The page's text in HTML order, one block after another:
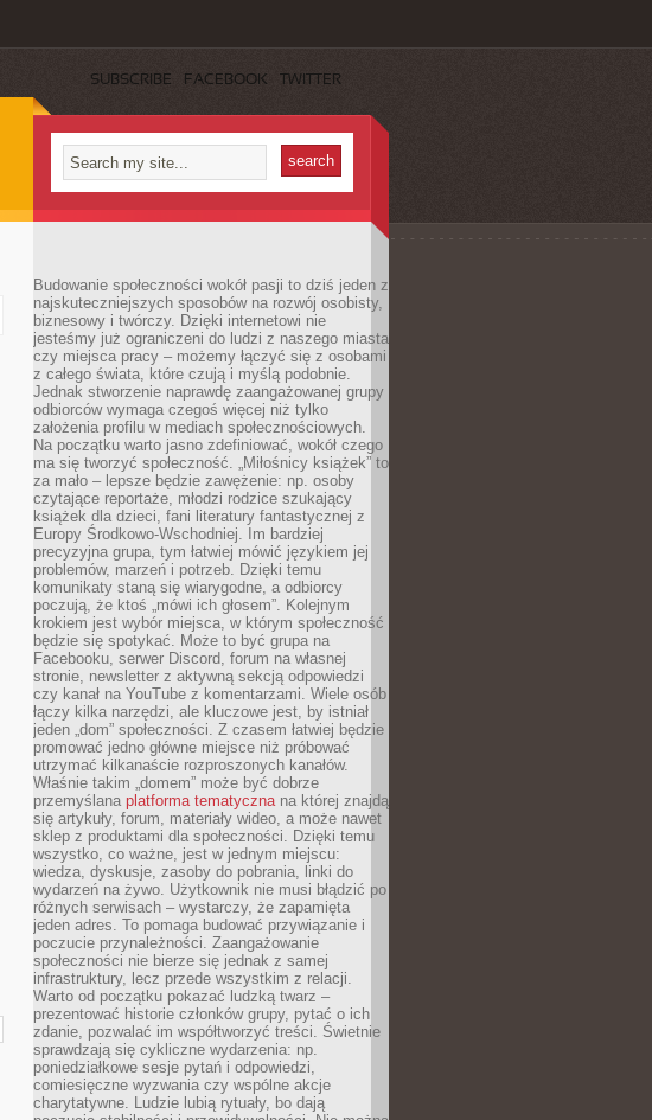
SUBSCRIBE FACEBOOK TWITTER
Budowanie społeczności wokół pasji to dziś jeden z
najskuteczniejszych sposobów na rozwój osobisty,
biznesowy i twórczy. Dzięki internetowi nie
jesteśmy już ograniczeni do ludzi z naszego miasta
czy miejsca pracy – możemy łączyć się z osobami
z całego świata, które czują i myślą podobnie.
Jednak stworzenie naprawdę zaangażowanej grupy
odbiorców wymaga czegoś więcej niż tylko
założenia profilu w mediach społecznościowych.
Na początku warto jasno zdefiniować, wokół czego
ma się tworzyć społeczność. „Miłośnicy książek” to
za mało – lepsze będzie zawężenie: np. osoby
czytające reportaże, młodzi rodzice szukający
książek dla dzieci, fani literatury fantastycznej z
Europy Środkowo-Wschodniej. Im bardziej
precyzyjna grupa, tym łatwiej mówić językiem jej
problemów, marzeń i potrzeb. Dzięki temu
komunikaty staną się wiarygodne, a odbiorcy
poczują, że ktoś „mówi ich głosem”. Kolejnym
krokiem jest wybór miejsca, w którym społeczność
będzie się spotykać. Może to być grupa na
Facebooku, serwer Discord, forum na własnej
stronie, newsletter z aktywną sekcją odpowiedzi
czy kanał na YouTube z komentarzami. Wiele osób
łączy kilka narzędzi, ale kluczowe jest, by istniał
jeden „dom” społeczności. Z czasem łatwiej będzie
promować jedno główne miejsce niż próbować
utrzymać kilkanaście rozproszonych kanałów.
Właśnie takim „domem” może być dobrze
przemyślana platforma tematycznana której znajdą
się artykuły, forum, materiały wideo, a może nawet
sklep z produktami dla społeczności. Dzięki temu
wszystko, co ważne, jest w jednym miejscu:
wiedza, dyskusje, zasoby do pobrania, linki do
wydarzeń na żywo. Użytkownik nie musi błądzić po
różnych serwisach – wystarczy, że zapamięta
jeden adres. To pomaga budować przywiązanie i
poczucie przynależności. Zaangażowanie
społeczności nie bierze się jednak z samej
infrastruktury, lecz przede wszystkim z relacji.
Warto od początku pokazać ludzką twarz –
prezentować historie członków grupy, pytać o ich
zdanie, pozwalać im współtworzyć treści. Świetnie
sprawdzają się cykliczne wydarzenia: np.
poniedziałkowe sesje pytań i odpowiedzi,
comiesięczne wyzwania czy wspólne akcje
charytatywne. Ludzie lubią rytuały, bo dają